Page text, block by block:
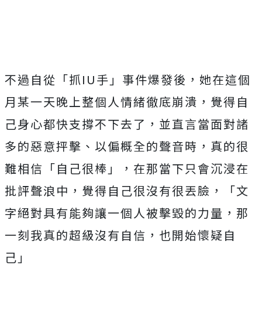
不過自從「抓IU手」事件爆發後，她在這個
月某一天晚上整個人情緒徹底崩潰，覺得自
己身心都快支撐不下去了，並直言當面對諸
多的惡意抨擊、以偏概全的聲音時，真的很
難相信「自己很棒」，在那當下只會沉浸在
批評聲浪中，覺得自己很沒有很丟臉，「文
字絕對具有能夠讓一個人被擊毀的力量，那
一刻我真的超級沒有自信，也開始懷疑自
己」